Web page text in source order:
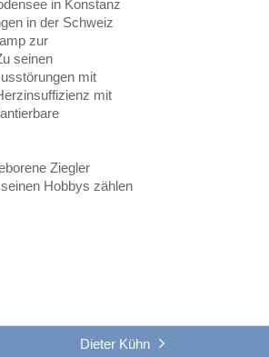
in Konstanz
in der Schweiz
zur
seinen
mit
mit
Ziegler
Hobbys zählen
Dieter Kühn